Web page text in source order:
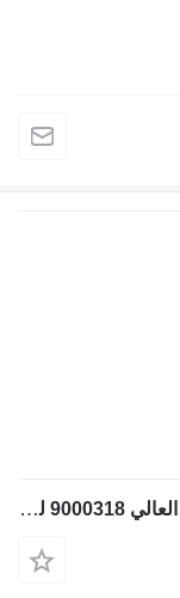
المرشح الهيدروليكي Liebherr فلتر الضغط العالي 9000318 لـ آلات البناء